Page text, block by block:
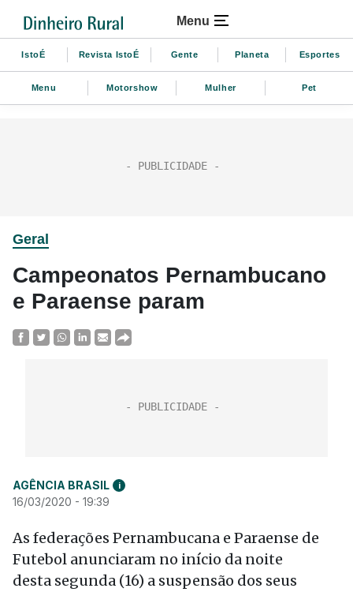
Menu
IstoÉ Revista IstoÉ Gente Planeta Esportes
Menu Motorshow Mulher Pet
Geral
Campeonatos Pernambucano
e Paraense param
AGÊNCIA BRASIL i
16/03/2020 - 19:39
As federações Pernambucana e Paraense de
Futebol anunciaram no início da noite
desta segunda (16) a suspensão dos seus